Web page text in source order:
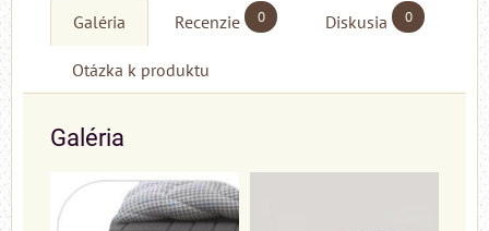
Galéria Recenzie 0 Diskusia 0
Otázka k produktu
Galéria